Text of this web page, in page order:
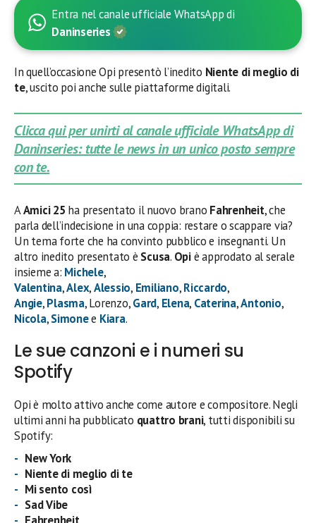
Entra nel canale ufficiale WhatsApp di
Daninseries
In quell’occasione Opi presentò l’inedito Niente di meglio di
te, uscito poi anche sulle piattaforme digitali.
Clicca qui per unirti al canale ufficiale WhatsApp di
Daninseries: tutte le news in un unico posto sempre
con te.
AAmici 25 ha presentato il nuovo brano Fahrenheit, che
parla dell’indecisione in una coppia: restare o scappare via?
Un tema forte che ha convinto pubblico e insegnanti. Un
altro inedito presentato è Scusa. Opiè approdato al serale
insieme a: Michele,
Valentina,Alex,Alessio, Emiliano,Riccardo,
Angie,Plasma, Lorenzo,Gard, Elena, Caterina,Antonio,
Nicola,Simonee Kiara.
Le sue canzoni e i numeri su
Spotify
Opi è molto attivo anche come autore e compositore. Negli
ultimi anni ha pubblicato quattro brani, tutti disponibili su
Spotify:
New York
Niente di meglio di te
Mi sento così
Sad Vibe
Fahrenheit